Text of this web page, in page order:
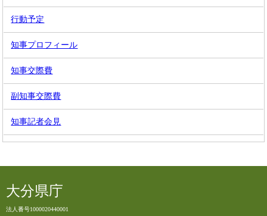
行動予定
知事プロフィール
知事交際費
副知事交際費
知事記者会見
大分県庁
法人番号1000020440001